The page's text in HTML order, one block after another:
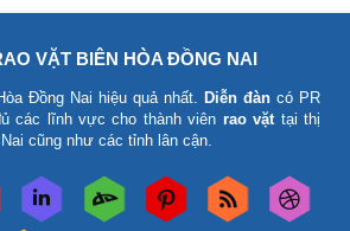
VẶT BIÊN HÒA ĐỒNG NAI
Đồng Nai hiệu quả nhất. Diễn đàn có PR
các lĩnh vực cho thành viên rao vặttại thị
cũng như các tỉnh lân cận.